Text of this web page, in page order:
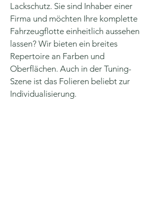
Lackschutz. Sie sind Inhaber einer
Firma und möchten Ihre komplette
Fahrzeugflotte einheitlich aussehen
lassen? Wir bieten ein breites
Repertoire an Farben und
Oberflächen. Auch in der Tuning-
Szene ist das Folieren beliebt zur
Individualisierung.